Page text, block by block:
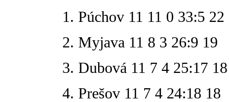
1. Púchov 11 11 0 33:5 22
2. Myjava 11 8 3 26:9 19
3. Dubová 11 7 4 25:17 18
4. Prešov 11 7 4 24:18 18